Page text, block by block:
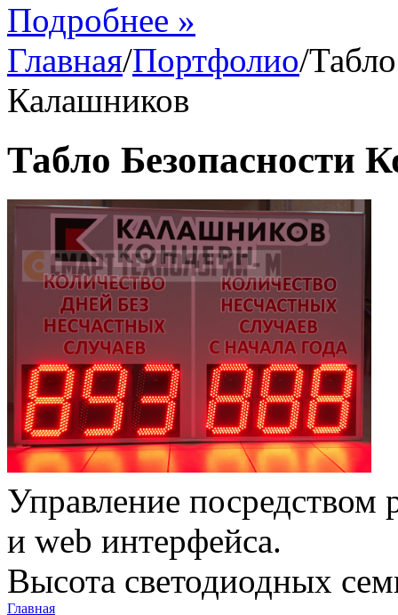
Подробнее »
Главная/Портфолио/
Калашников
Табло Безопасности
Управление посредством
и web интерфейса.
Высота светодиодных
Главная